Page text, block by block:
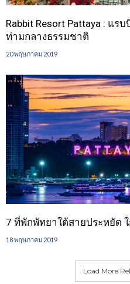
Rabbit Resort Pattaya : แ
ท่ามกลางธรรมชาติ
20 พฤษภาคม 2019
7 ที่พักพัทยาใต้สายประหยัด
18 พฤษภาคม 2019
Load More